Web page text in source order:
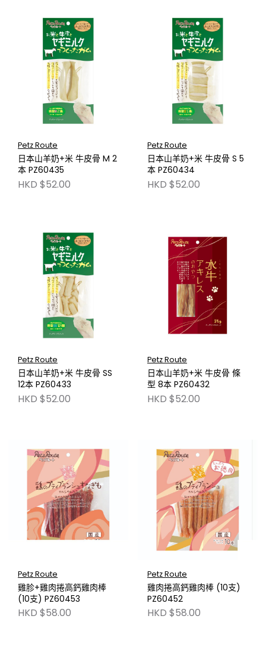
Petz Route
日本山羊奶+米 牛皮骨 M 2
本 PZ60435
HKD $52.00
Petz Route
日本山羊奶+米 牛皮骨 S 5
本 PZ60434
HKD $52.00
Petz Route
日本山羊奶+米 牛皮骨 SS
12本 PZ60433
HKD $52.00
Petz Route
日本山羊奶+米 牛皮骨 條
型 8本 PZ60432
HKD $52.00
Petz Route
雞胗+雞肉捲高鈣雞肉棒
(10支) PZ60453
HKD $58.00
Petz Route
雞肉捲高鈣雞肉棒 (10支)
PZ60452
HKD $58.00